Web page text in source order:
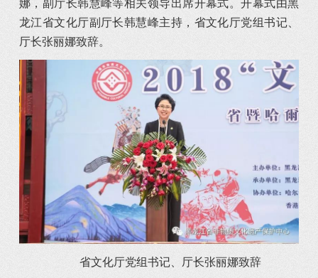
娜，副厅长韩慧峰等相关领导出席开幕式。开幕式由黑
龙江省文化厅副厅长韩慧峰主持，省文化厅党组书记、
厅长张丽娜致辞。
省文化厅党组书记、厅长张丽娜致辞